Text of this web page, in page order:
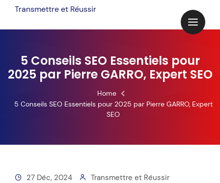
content
Transmettre et Réussir
5 Conseils SEO Essentiels pour
2025 par Pierre GARRO, Expert SEO
Home
5 Conseils SEO Essentiels pour 2025 par Pierre GARRO, Expert
SEO
27 Déc, 2024
Transmettre et Réussir